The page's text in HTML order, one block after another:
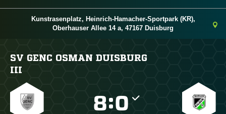
Kunstrasenplatz, Heinrich-Hamacher-Sportpark (KR),
Oberhauser Allee 14 a, 47167 Duisburg
SV GENC OSMAN DUISBURG
III
: